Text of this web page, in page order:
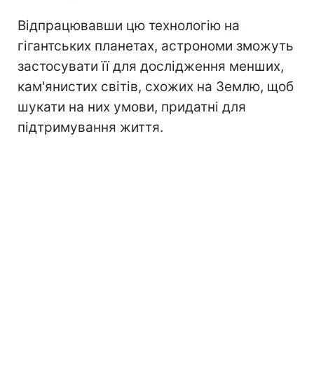
Відпрацювавши цю технологію на
гігантських планетах, астрономи зможуть
застосувати її для дослідження менших,
кам'янистих світів, схожих на Землю, щоб
шукати на них умови, придатні для
підтримування життя.